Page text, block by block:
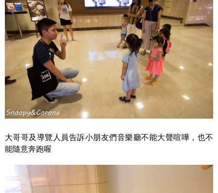
大哥哥及導覽人員告訴小朋友們音樂廳不能大聲喧嘩，也不
能隨意奔跑喔